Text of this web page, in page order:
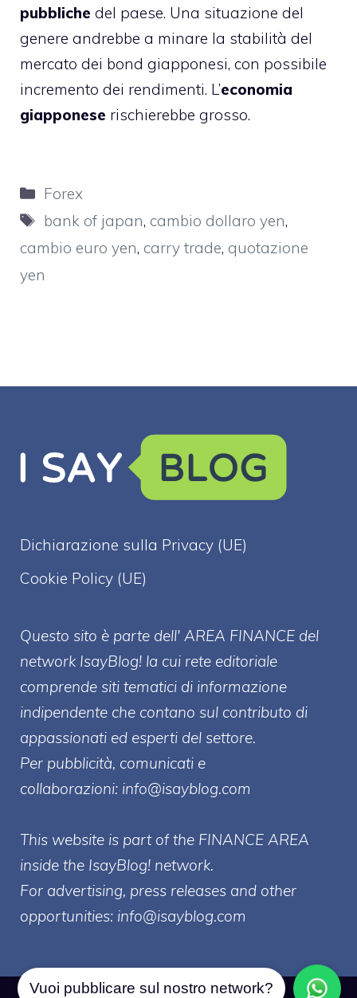
pubbliche del paese. Una situazione del
genere andrebbe a minare la stabilità del
mercato dei bond giapponesi, con possibile
incremento dei rendimenti. L’economia
giapponese rischierebbe grosso.
Categorie
Forex
Tag
bank of japan, cambio dollaro yen,
cambio euro yen, carry trade, quotazione
yen
Dichiarazione sulla Privacy (UE)
Cookie Policy (UE)
Questo sito è parte dell' AREA FINANCE del
network IsayBlog! la cui rete editoriale
comprende siti tematici di informazione
indipendente che contano sul contributo di
appassionati ed esperti del settore.
Per pubblicità, comunicati e
collaborazioni: info@isayblog.com
This website is part of the FINANCE AREA
inside the IsayBlog! network.
For advertising, press releases and other
opportunities: info@isayblog.com
Vuoi pubblicare sul nostro network?